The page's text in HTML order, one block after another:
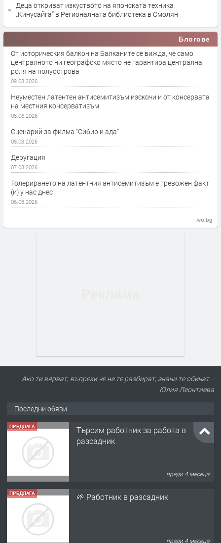
Деца откриват изкуството на японската техника
„Кинусайга“ в Регионалната библиотека в Смолян
Блогове
От историческия балкон на Балканите се вижда, че само
централното ни географско място не гарантира централна
роля на полуострова
09.08.2026
Неуместен латентен антисемитизъм изскочи и от консервата
на местния консерватизъм
08.08.2026
Сценарий за филма “Сибир и ада”
08.08.2026
Деругация
07.08.2026
Толерирането на латентния антисемитизъм е тревожен факт
(и) у нас днес
06.08.2026
ivo.bg
Ако ти вярват, въпреки че не те разбират, значи те обичат. -
Юлия Леонтиева
Последни обяви
ПРЕДЛАГА
Търсим работник за работа в
разсадник
преди 4 месеца
ПРЕДЛАГА 🌱 Работник в разсадник
преди 4 месеца